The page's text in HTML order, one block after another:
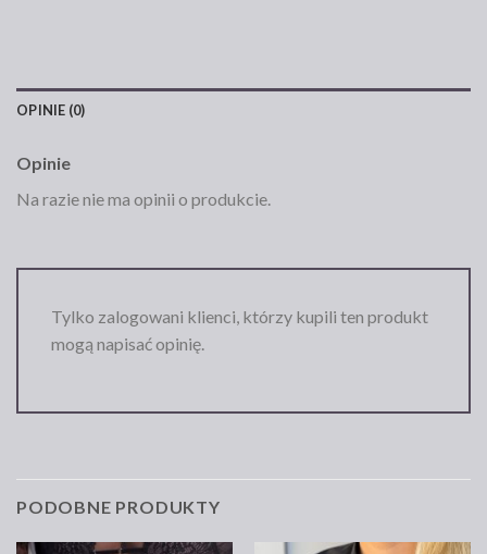
OPINIE (0)
Opinie
Na razie nie ma opinii o produkcie.
Tylko zalogowani klienci, którzy kupili ten produkt
mogą napisać opinię.
PODOBNE PRODUKTY